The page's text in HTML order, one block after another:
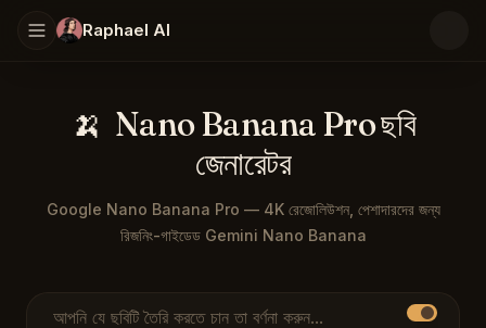
Raphael AI
🍌 Nano Banana Pro ছবি
জেনারেটর
Google Nano Banana Pro — 4K রেজোলিউশন, পেশাদারদের জন্য
রিজনিং-গাইডেড Gemini Nano Banana
বর্ণনা প্রম্পট